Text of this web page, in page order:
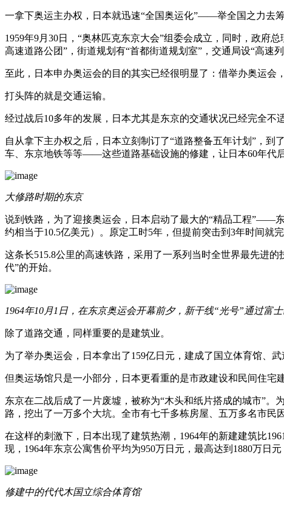
一拿下奥运主办权，日本就迅速“全国奥运化”——举全国之力去筹
1959年9月30日，“奥林匹克东京大会”组委会成立，同时，政府
高速道路公团”，街道规划有“首都街道规划室”，交通局设“高速
至此，日本申办奥运会的目的其实已经很明显了：借举办奥运会
打头阵的就是交通运输。
经过战后10多年的发展，日本尤其是东京的交通状况已经完全不
自从拿下主办权之后，日本立刻制订了“道路整备五年计划”，
车、东京地铁等等——这些道路基础设施的修建，让日本60年代
大修路时期的东京
说到铁路，为了迎接奥运会，日本启动了最大的“精品工程”——
约相当于10.5亿美元）。原定工时5年，但提前突击到3年时间就
这条长515.8公里的高速铁路，采用了一系列当时全世界最先进
代”的开始。
1964年10月1日，在东京奥运会开幕前夕，新干线“光号”通过富
除了道路交通，同样重要的是建筑业。
为了举办奥运会，日本拿出了159亿日元，建成了国立体育馆、
但奥运场馆只是一小部分，日本更看重的是市政建设和民间住宅建
东京在二战后成了一片废墟，被称为“木头和纸片搭成的城市”
路，挖出了一万多个大坑。全市有七千多栋房屋、五万多名市民
在这样的刺激下，日本出现了建筑热潮，1964年的新建建筑比
现，1964年东京公寓售价平均为950万日元，最高达到1880万日
修建中的代代木国立综合体育馆